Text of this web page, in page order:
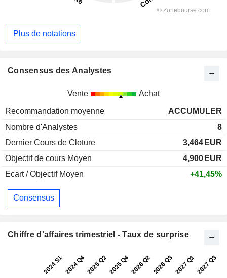
Plus de notations
Consensus des Analystes
Vente Achat
Recommandation moyenne
ACCUMULER
Nombre d'Analystes
8
Dernier Cours de Cloture
3,464 EUR
Objectif de cours Moyen
4,900 EUR
Ecart / Objectif Moyen
+41,45%
Consensus
Chiffre d'affaires trimestriel - Taux de surprise